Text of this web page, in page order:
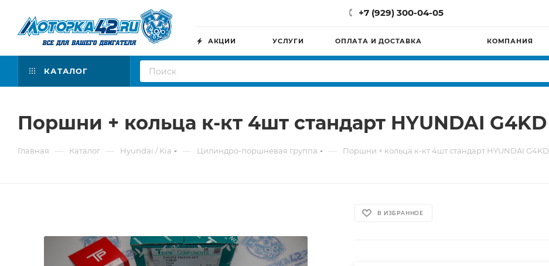
+7 (929) 300-04-05
АКЦИИ УСЛУГИ ОПЛАТА И ДОСТАВКА КОМПАНИЯ
КАТАЛОГ
Поршни + кольца к-кт 4шт стандарт HYUNDAI G4KD
Главная — Каталог — Hyundai / Kia — Цилиндро-поршневая группа — Поршни + кольца к-кт 4шт стандарт HYUNDAI G4KD
В ИЗБРАННОЕ